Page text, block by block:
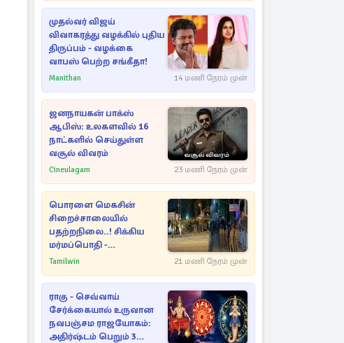
முதல்வர் விஜய்
விவாகரத்து வழக்கில் புதிய
திருப்பம் - வழக்கை
வாபஸ் பெற்ற சங்கீதா!
Manithan 14 மணி நேரம் முன்
ஜனநாயகன் பாக்ஸ்
ஆபிஸ்: உலகளவில் 16
நாட்களில் செய்துள்ள
வசூல் விவரம்
Cineulagam 23 மணி நேரம் முன்
பொரளை மெகசின்
சிறைச்சாலையில்
பதற்றநிலை..! சிக்கிய
மர்மப்பொதி -
பின்னணியில் வெளியான
Tamilwin 21 மணி நேரம் முன்
ராகு - செவ்வாய்
சேர்க்கையால் உருவான
நவபஞ்சம ராஜயோகம்:
அதிர்ஷ்டம் பெறும் 3